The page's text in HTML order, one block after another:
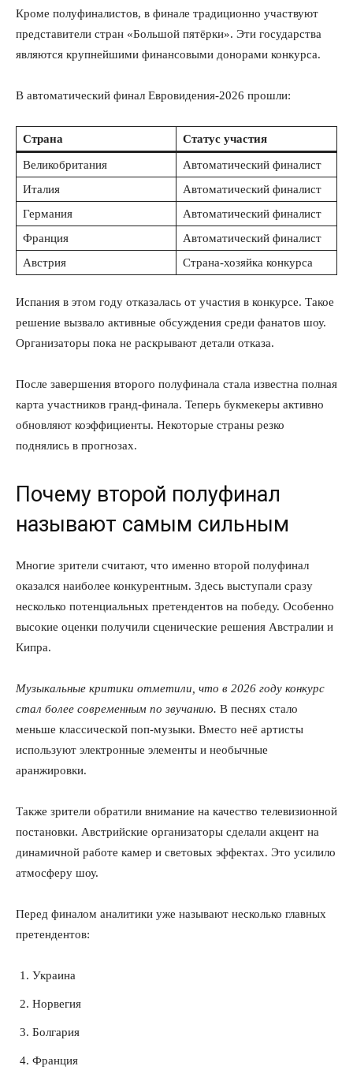
Кроме полуфиналистов, в финале традиционно участвуют
представители стран «Большой пятёрки». Эти государства
являются крупнейшими финансовыми донорами конкурса.
В автоматический финал Евровидения-2026 прошли:
Страна Статус участия
Великобритания
Автоматический финалист
Италия
Автоматический финалист
Германия
Автоматический финалист
Франция
Автоматический финалист
Австрия
Страна-хозяйка конкурса
Испания в этом году отказалась от участия в конкурсе. Такое
решение вызвало активные обсуждения среди фанатов шоу.
Организаторы пока не раскрывают детали отказа.
После завершения второго полуфинала стала известна полная
карта участников гранд-финала. Теперь букмекеры активно
обновляют коэффициенты. Некоторые страны резко
поднялись в прогнозах.
Почему второй полуфинал
называют самым сильным
Многие зрители считают, что именно второй полуфинал
оказался наиболее конкурентным. Здесь выступали сразу
несколько потенциальных претендентов на победу. Особенно
высокие оценки получили сценические решения Австралии и
Кипра.
Музыкальные критики отметили, что в 2026 году конкурс
стал более современным по звучанию. В песнях стало
меньше классической поп-музыки. Вместо неё артисты
используют электронные элементы и необычные
аранжировки.
Также зрители обратили внимание на качество телевизионной
постановки. Австрийские организаторы сделали акцент на
динамичной работе камер и световых эффектах. Это усилило
атмосферу шоу.
Перед финалом аналитики уже называют несколько главных
претендентов:
Украина
Норвегия
Болгария
Франция